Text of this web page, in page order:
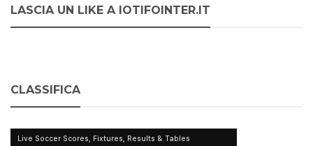
LASCIA UN LIKE A IOTIFOINTER.IT
CLASSIFICA